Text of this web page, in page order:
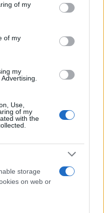
You may click to
its third-party tags to
purposes in below Google
of my
of my
my
Use,
of my
with the
storage
on web or
παιδικής
εκατ. χρήστες-
εκ των οποίων 79
Flash.gr